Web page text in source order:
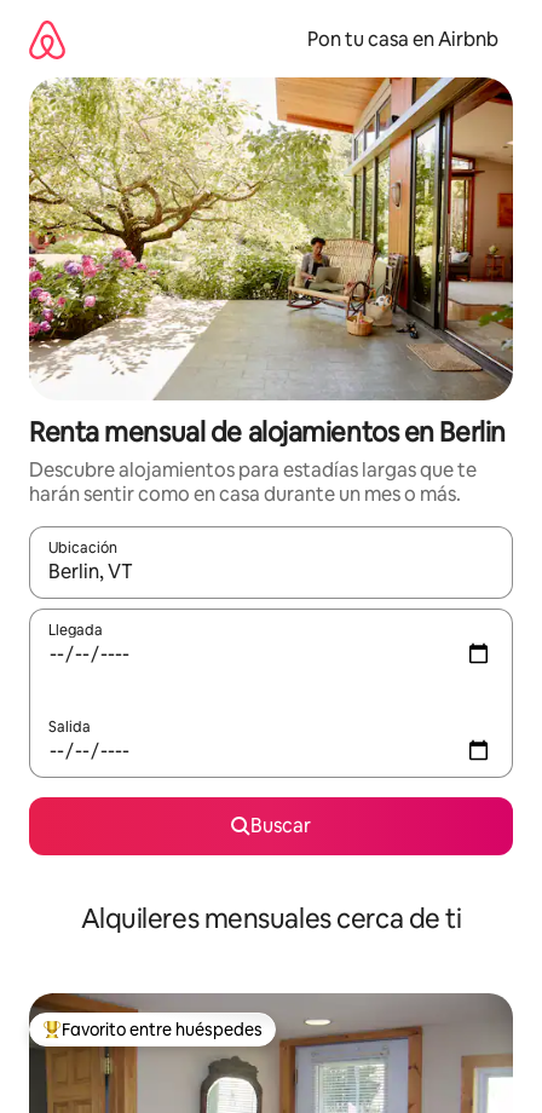
contenido
Pon tu casa en Airbnb
Renta mensual de alojamientos en Berlin
Descubre alojamientos para estadías largas que te
harán sentir como en casa durante un mes o más.
Ubicación
Cuando los resultados estén disponibles, navega con las
Llegada
Salida
Buscar
Alquileres mensuales cerca de ti
Favorito entre huéspedes preferido
Favorito entre huéspedes